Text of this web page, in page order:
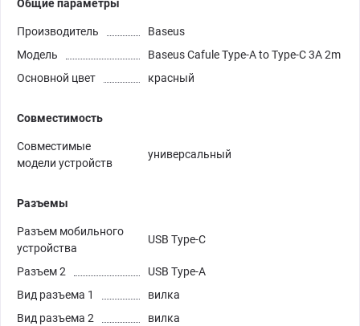
Общие параметры
Производитель
Baseus
Модель
Baseus Cafule Type-A to Type-C 3A 2m
Основной цвет
красный
Совместимость
Совместимые
модели устройств
универсальный
Разъемы
Разъем мобильного
устройства
USB Type-C
Разъем 2
USB Type-A
Вид разъема 1
вилка
Вид разъема 2
вилка